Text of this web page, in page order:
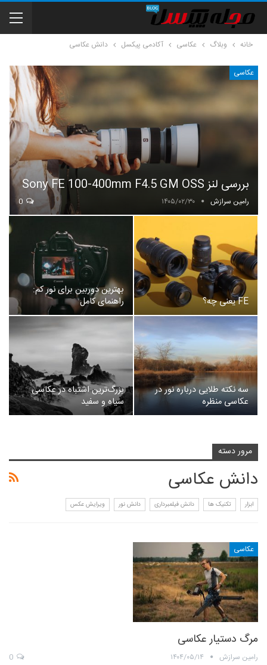
خانه وبلاگ عکاسی آکادمی پیکسل دانش عکاسی
عکاسی
بررسی لنز Sony FE 100-400mm F4.5 GM OSS
رامین سرازش ۱۴۰۵/۰۲/۳۰
FE یعنی چه؟
بهترین دوربین برای نور کم:
راهنمای کامل
سه نکته طلایی درباره‌ نور در
عکاسی منظره
بزرگ‌ترین اشتباه در عکاسی
سیاه‌ و سفید
مرور دسته
دانش عکاسی
ابزار تکنیک ها دانش فیلمبرداری دانش نور ویرایش عکس
عکاسی
مرگ دستیار عکاسی
رامین سرازش ۱۴۰۴/۰۵/۱۴